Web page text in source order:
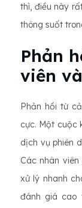
thì, điều này
thông suốt
Phản
viên
Phản hồi từ
cực. Một cuộc
dịch vụ phiên
Các nhân
xử lý nhanh
đánh giá cao